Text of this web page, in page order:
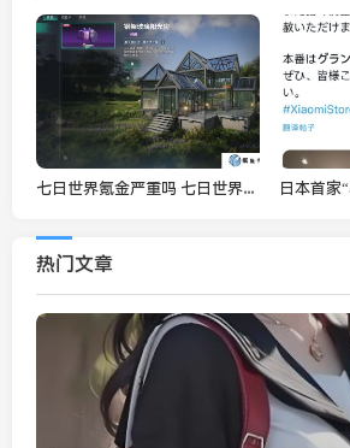
七日世界氪金严重吗 七日世界微氪玩法
热门文章